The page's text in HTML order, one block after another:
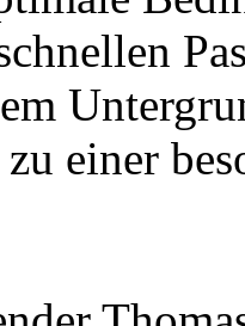
zu einer